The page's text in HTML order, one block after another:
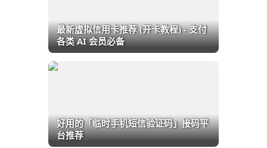
最新虚拟信用卡推荐 (开卡教程) - 支付
各类 AI 会员必备
好用的「临时手机短信验证码」接码平
台推荐